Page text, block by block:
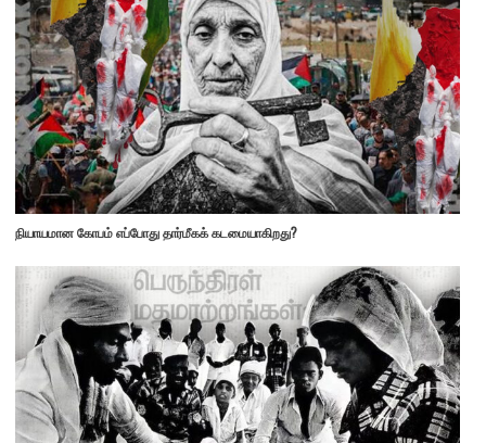
நியாயமான கோபம் எப்போது தார்மீகக் கடமையாகிறது?